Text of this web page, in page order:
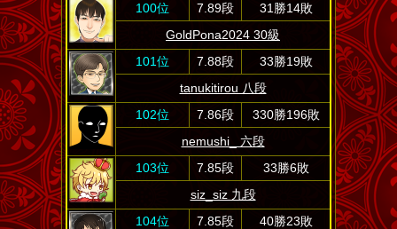
100位
7.89段
31勝14敗
GoldPona2024 30級
101位
7.88段
33勝19敗
tanukitirou 八段
102位
7.86段
330勝196敗
nemushi_ 六段
103位
7.85段
33勝6敗
siz_siz 九段
104位
7.85段
40勝23敗